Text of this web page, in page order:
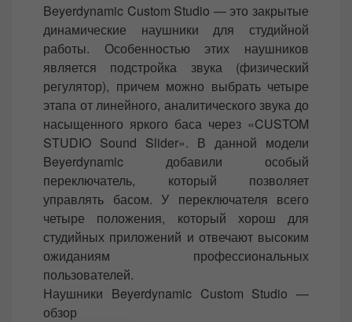
s
t
e
o
n
Beyerdynamic Custom Studio — это закрытые
динамические наушники для студийной
работы. Особенностью этих наушников
является подстройка звука (физический
регулятор), причем можно выбрать четыре
этапа от линейного, аналитического звука до
насыщенного яркого баса через «CUSTOM
STUDIO Sound Slider». В данной модели
Beyerdynamic добавили особый
переключатель, который позволяет
управлять басом. У переключателя всего
четыре положения, который хорош для
студийных приложений и отвечают высоким
ожиданиям профессиональных
пользователей.
Наушники Beyerdynamic Custom Studio —
обзор